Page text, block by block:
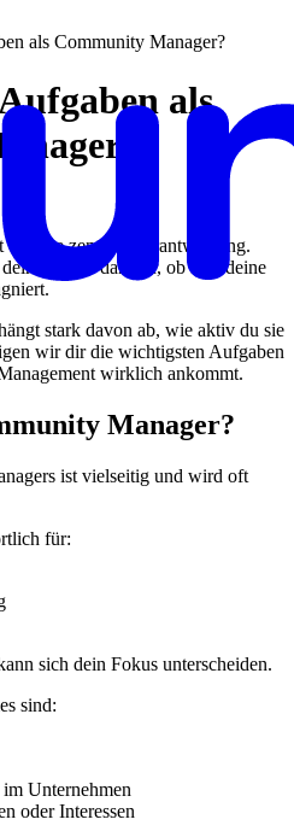
als Community Manager?
als
eine zentrale Verantwortung.
Einsatz darüber, ob sich deine
stark davon ab, wie aktiv du sie
wir dir die wichtigsten Aufgaben
wirklich ankommt.
Manager?
ist vielseitig und wird oft
für:
sich dein Fokus unterscheiden.
sind:
im Unternehmen
oder Interessen